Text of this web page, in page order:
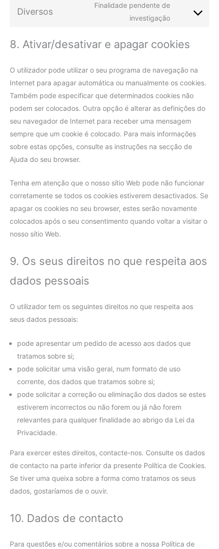
Diversos
Finalidade pendente de
investigação
8. Ativar/desativar e apagar cookies
O utilizador pode utilizar o seu programa de navegação na
Internet para apagar automática ou manualmente os cookies.
Também pode especificar que determinados cookies não
podem ser colocados. Outra opção é alterar as definições do
seu navegador de Internet para receber uma mensagem
sempre que um cookie é colocado. Para mais informações
sobre estas opções, consulte as instruções na secção de
Ajuda do seu browser.
Tenha em atenção que o nosso sítio Web pode não funcionar
corretamente se todos os cookies estiverem desactivados. Se
apagar os cookies no seu browser, estes serão novamente
colocados após o seu consentimento quando voltar a visitar o
nosso sítio Web.
9. Os seus direitos no que respeita aos
dados pessoais
O utilizador tem os seguintes direitos no que respeita aos
seus dados pessoais:
pode apresentar um pedido de acesso aos dados que
tratamos sobre si;
pode solicitar uma visão geral, num formato de uso
corrente, dos dados que tratamos sobre si;
pode solicitar a correção ou eliminação dos dados se estes
estiverem incorrectos ou não forem ou já não forem
relevantes para qualquer finalidade ao abrigo da Lei da
Privacidade.
Para exercer estes direitos, contacte-nos. Consulte os dados
de contacto na parte inferior da presente Política de Cookies.
Se tiver uma queixa sobre a forma como tratamos os seus
dados, gostaríamos de o ouvir.
10. Dados de contacto
Para questões e/ou comentários sobre a nossa Política de